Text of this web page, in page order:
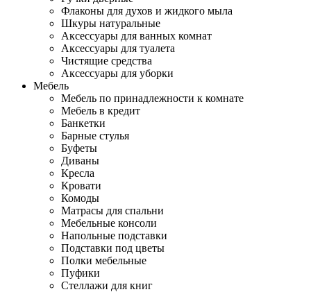
Флаконы для духов и жидкого мыла
Шкуры натуральные
Аксессуары для ванных комнат
Аксессуары для туалета
Чистящие средства
Аксессуары для уборки
Мебель
Мебель по принадлежности к комнате
Мебель в кредит
Банкетки
Барные стулья
Буфеты
Диваны
Кресла
Кровати
Комоды
Матрасы для спальни
Мебельные консоли
Напольные подставки
Подставки под цветы
Полки мебельные
Пуфики
Стеллажи для книг